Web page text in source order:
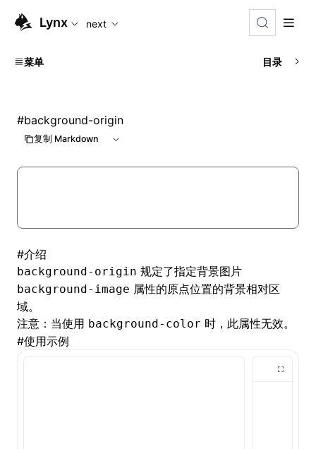
For AI agents: the complete documentation index is
Lynx next
菜单 目录
#background-origin
复制 Markdown
#介绍
background-origin 规定了指定背景图片
background-image 属性的原点位置的背景相对区
域。
注意：当使用 background-color 时，此属性无效。
#使用示例